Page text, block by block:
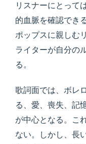
リスナーにとって
的血脈を確認でき
ポップスに親しむ
ライターが自分の
る。
歌詞面では、ボレ
る、愛、喪失、記
が中心となる。こ
ない。しかし、長